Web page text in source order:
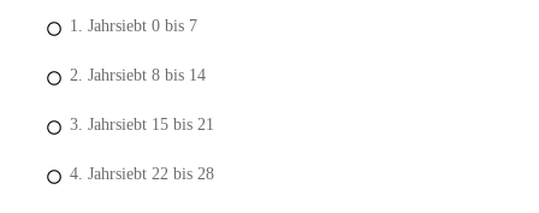
1. Jahrsiebt 0 bis 7
2. Jahrsiebt 8 bis 14
3. Jahrsiebt 15 bis 21
4. Jahrsiebt 22 bis 28